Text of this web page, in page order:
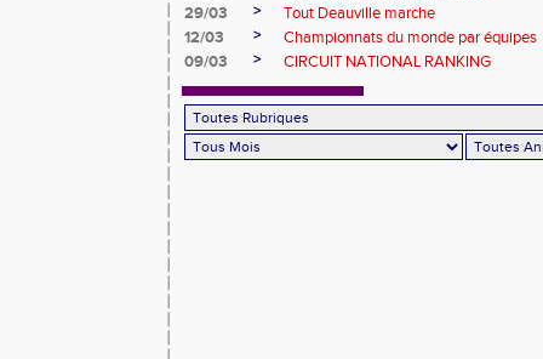
29/03
>
Tout Deauville marche
12/03
>
Championnats du monde par équipes
09/03
> CIRCUIT NATIONAL RANKING